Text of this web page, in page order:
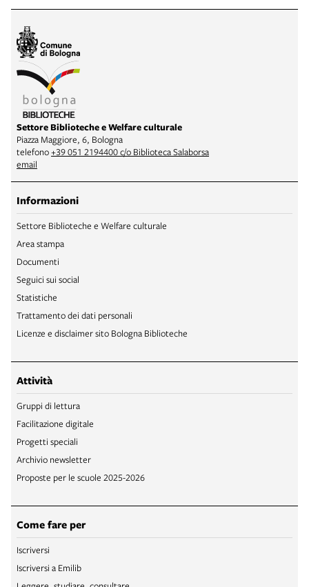
Settore Biblioteche e Welfare culturale
Piazza Maggiore, 6, Bologna
telefono+39 051 2194400 c/o Biblioteca Salaborsa
email
Informazioni
Settore Biblioteche e Welfare culturale
Area stampa
Documenti
Seguici sui social
Statistiche
Trattamento dei dati personali
Licenze e disclaimer sito Bologna Biblioteche
Attività
Gruppi di lettura
Facilitazione digitale
Progetti speciali
Archivio newsletter
Proposte per le scuole 2025-2026
Come fare per
Iscriversi
Iscriversi a Emilib